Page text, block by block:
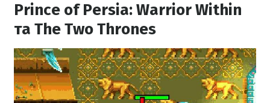
Prince of Persia: Warrior Within
та The Two Thrones